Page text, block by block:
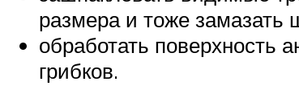
размера и тоже замазать
обработать поверхность
грибков.